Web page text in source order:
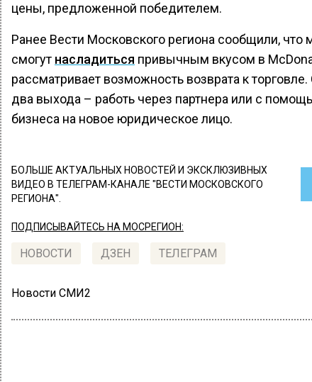
цены, предложенной победителем.
Ранее Вести Московского региона сообщили, что
смогут насладиться привычным вкусом в
рассматривает возможность возврата к
два выхода – работь через партнера или с
бизнеса на новое юридическое лицо.
БОЛЬШЕ АКТУАЛЬНЫХ НОВОСТЕЙ И ЭКСКЛЮЗИВНЫХ
ВИДЕО В ТЕЛЕГРАМ-КАНАЛЕ "ВЕСТИ МОСКОВСКОГО
РЕГИОНА".
ПОДПИСЫВАЙТЕСЬ НА МОСРЕГИОН:
НОВОСТИ ДЗЕН ТЕЛЕГРАМ
Новости СМИ2